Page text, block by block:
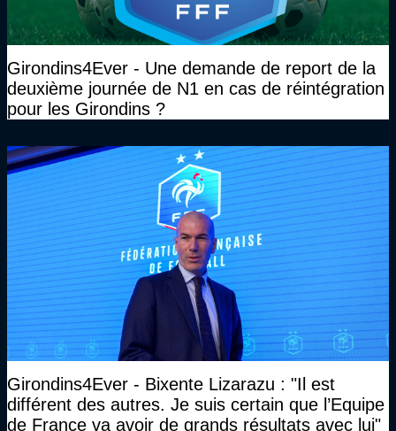
Girondins4Ever - Une demande de report de la
deuxième journée de N1 en cas de réintégration
pour les Girondins ?
Girondins4Ever - Bixente Lizarazu : "Il est
différent des autres. Je suis certain que l’Equipe
de France va avoir de grands résultats avec lui"